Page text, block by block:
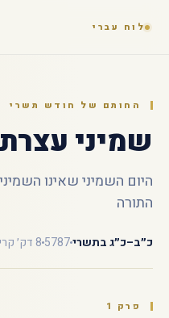
לוח עברי
החותם של חודש תשרי
שמיני
היום השמיני שאינו
התורה
כ״ב–כ״ג בתשרי5787 8 דק׳ קריאה
פרק 1